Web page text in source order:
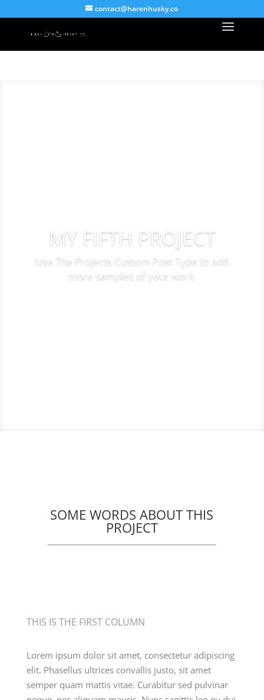
contact@harenhusky.co
MY FIFTH PROJECT
Use The Projects Custom Post Type to add
more samples of your work.
SOME WORDS ABOUT THIS
PROJECT
THIS IS THE FIRST COLUMN
Lorem ipsum dolor sit amet, consectetur adipiscing
elit. Phasellus ultrices convallis justo, sit amet
semper quam mattis vitae. Curabitur sed pulvinar